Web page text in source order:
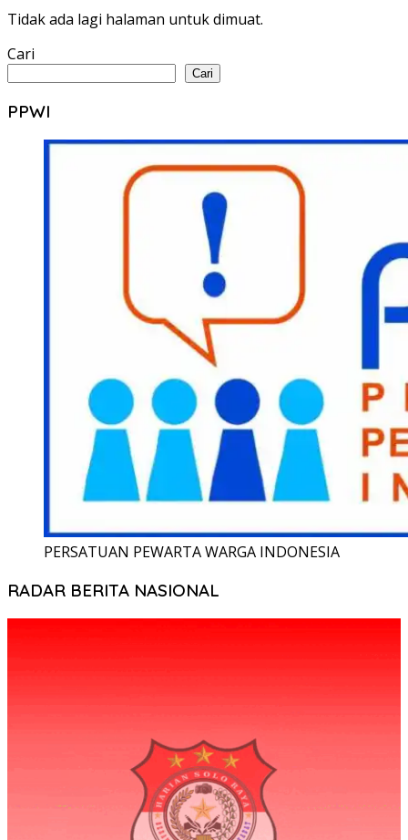
Tidak ada lagi halaman untuk dimuat.
Cari
Cari
PPWI
PERSATUAN PEWARTA WARGA INDONESIA
RADAR BERITA NASIONAL